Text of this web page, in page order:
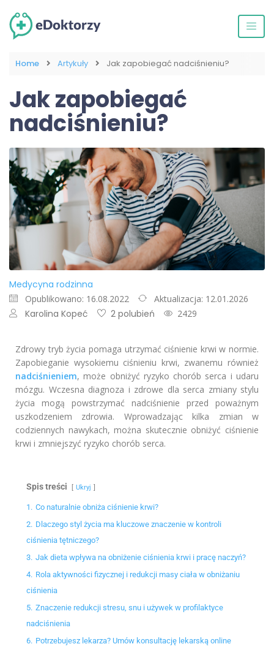
Home Artykuły Jak zapobiegać nadciśnieniu?
Jak zapobiegać
nadciśnieniu?
Medycyna rodzinna
Opublikowano: 16.08.2022 Aktualizacja: 12.01.2026
Karolina Kopeć 2 polubień 2429
Zdrowy tryb życia pomaga utrzymać ciśnienie krwi w normie.
Zapobieganie wysokiemu ciśnieniu krwi, zwanemu również
nadciśnieniem, może obniżyć ryzyko chorób serca i udaru
mózgu. Wczesna diagnoza i zdrowe dla serca zmiany stylu
życia mogą powstrzymać nadciśnienie przed poważnym
uszkodzeniem zdrowia. Wprowadzając kilka zmian w
codziennych nawykach, można skutecznie obniżyć ciśnienie
krwi i zmniejszyć ryzyko chorób serca.
Spis treści Ukryj
1. Co naturalnie obniża ciśnienie krwi?
2. Dlaczego styl życia ma kluczowe znaczenie w kontroli
ciśnienia tętniczego?
3. Jak dieta wpływa na obniżenie ciśnienia krwi i pracę naczyń?
4. Rola aktywności fizycznej i redukcji masy ciała w obniżaniu
ciśnienia
5. Znaczenie redukcji stresu, snu i używek w profilaktyce
nadciśnienia
6. Potrzebujesz lekarza? Umów konsultację lekarską online